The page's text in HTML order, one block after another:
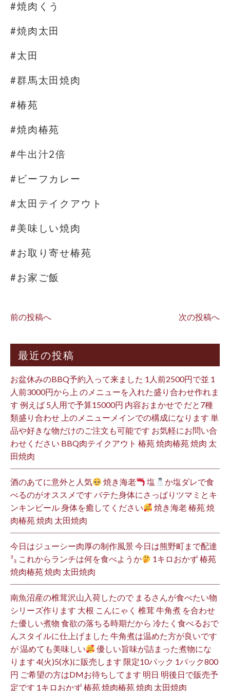
#焼肉くう
#焼肉太田
#太田
#群馬太田焼肉
#椿苑
#焼肉椿苑
#牛出汁2倍
#ビーフカレー
#太田テイクアウト
#美味しい焼肉
#お取り寄せ椿苑
#お家ご飯
前の投稿へ 次の投稿へ
最近の投稿
お盆休みのBBQ予約入って来ました 1人前2500円で並 1
人前3000円から上 のメニューを入れた盛り合わせ作れま
す 例えば 5人用で予算15000円 内容おまかせで だと7種
類盛り合わせ 上のメニューメインでの構成になります 単
品や好きな物だけのご注文も可能です お気軽にお問い合
わせください BBQ肉テイクアウト 椿苑 焼肉椿苑 焼肉 太
田焼肉
酒のあてに意外と人気 焼き海老 塩
か塩ダレで食
べるのがオススメです バテた身体にさっぱりツマミとキ
ンキンビール 身体を癒してください
焼き海老 椿苑 焼
肉椿苑 焼肉 太田焼肉
今日はジューシー肉厚の制作風景 今日は熊野町まで配達
³₃ これからランチは何を食べようか
1キロおかず 椿苑
焼肉椿苑 焼肉 太田焼肉
南魚沼産の椎茸沢山入荷したので まるさんが食べたい物
シリーズ作ります 大根 こんにゃく 椎茸 牛角煮 を合わせ
た優しい煮物 食欲の落ちる時期だから 冷たく食べるおで
んスタイルに仕上げました 牛角煮は温めた方が良いです
が 温めても美味しい
優しい旨味が詰まった煮物にな
ります 4(火)5(水)に販売します 限定10パック 1パック800
円 ご希望の方はDMお待ちしてます 明日 明後日で販売予
定です 1キロおかず 椿苑 焼肉椿苑 焼肉 太田焼肉